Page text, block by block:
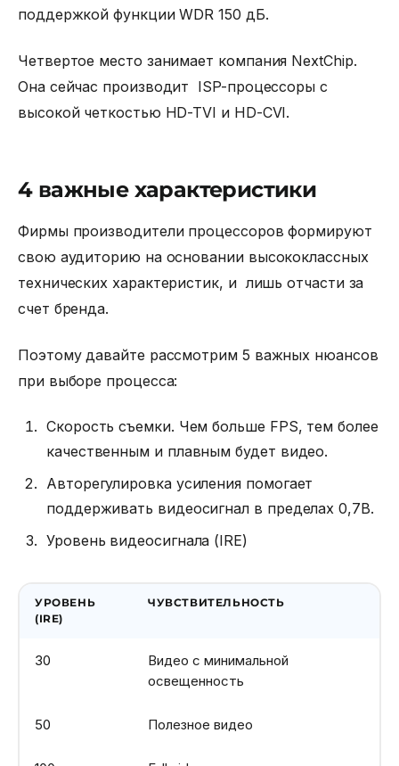
поддержкой функции WDR 150 дБ.
Четвертое место занимает компания NextChip.
Она сейчас производит ISP-процессоры с
высокой четкостью HD-TVI и HD-CVI.
4 важные характеристики
Фирмы производители процессоров формируют
свою аудиторию на основании высококлассных
технических характеристик, и лишь отчасти за
счет бренда.
Поэтому давайте рассмотрим 5 важных нюансов
при выборе процесса:
Скорость съемки. Чем больше FPS, тем более
качественным и плавным будет видео.
Авторегулировка усиления помогает
поддерживать видеосигнал в пределах 0,7В.
Уровень видеосигнала (IRE)
УРОВЕНЬ
(IRE)
ЧУВСТВИТЕЛЬНОСТЬ
30
Видео с минимальной
освещенность
50 Полезное видео